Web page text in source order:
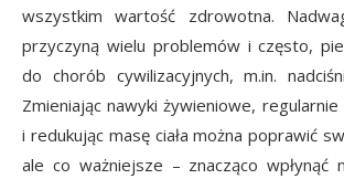
wszystkim wartość zdrowotna.
przyczyną wielu problemów i często,
do chorób cywilizacyjnych, m.in.
Zmieniając nawyki żywieniowe,
i redukując masę ciała można poprawić
ale co ważniejsze – znacząco wpłynąć